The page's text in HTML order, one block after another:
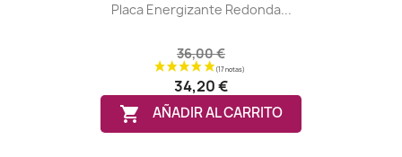
Placa Energizante Redonda...
36,00 €
34,20 €
 AÑADIR AL CARRITO